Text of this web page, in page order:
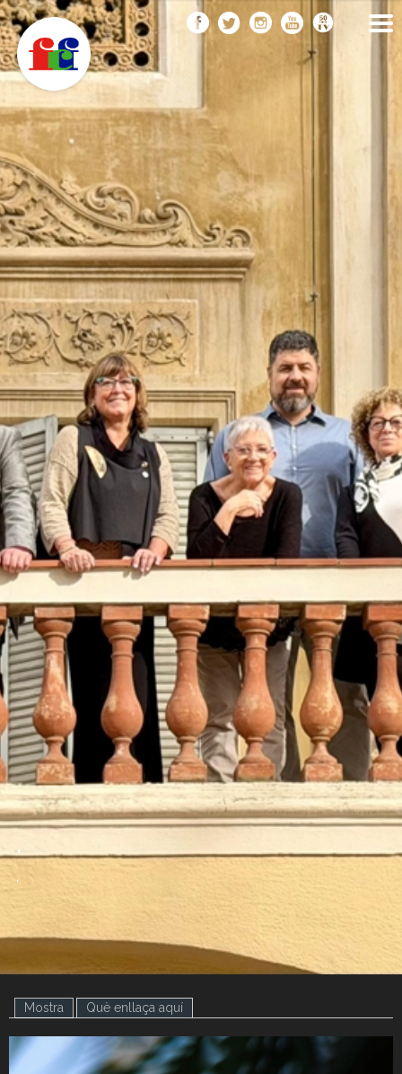
Vés
al
contingut
FEDERACIÓ CATALANA
DE FOTOGRAFIA
F
C
.
.
Mostra (pestanya activa)
Què enllaça aquí